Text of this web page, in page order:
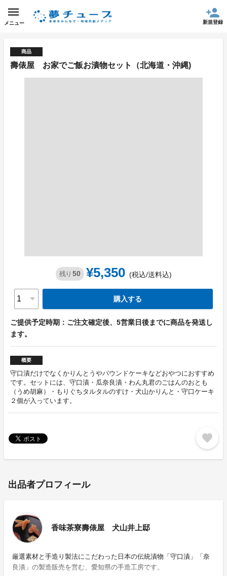
メニュー 新規登録
商品
壽俵屋 お家でご飯お漬物セット（北海道・沖縄)
残り 50 ¥5,350 (税込/送料込)
購入する
ご提供予定時期：ご注文確定後、5営業日後までに商品を発送し
ます。
概要
守口漬だけでなくかりんとうやパウンドケーキなどおやつにおすすめ
です。セットには、守口漬・瓜奈良漬・わん丸君のごはんのおとも
（うめ胡麻）・もりぐちタルタルのすけ・犬山かりんと・守口ケーキ
２個が入っています。
favorite
出品者プロフィール
香味茶寮壽俵屋 犬山井上邸
厳選素材と手造り製法にこだわった日本の伝統漬物「守口漬」「奈
良漬」の製造販売を営む、愛知県の手造工房です。